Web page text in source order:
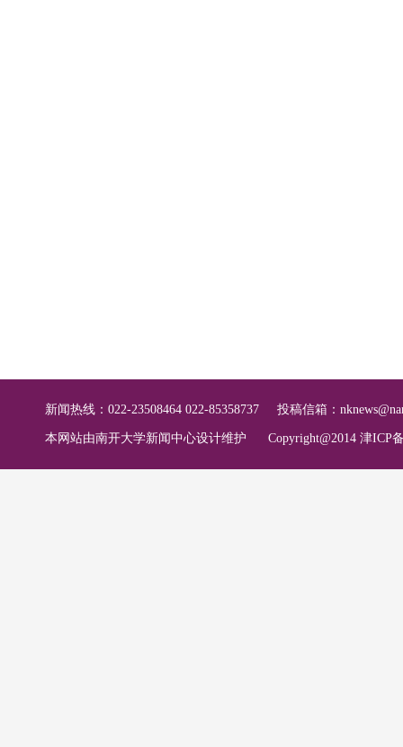
新闻热线：022-23508464 022-85358737 投稿信箱：
本网站由南开大学新闻中心设计维护 Copyright@2014 津ICP